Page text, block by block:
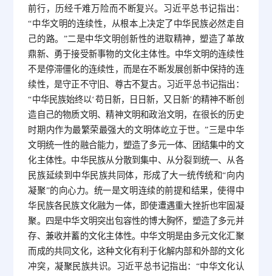
前行，历经千难万险而不断复兴。习近平总书记指出：
“中华文明的连续性，从根本上决定了中华民族必然走自
己的路。”二是中华文明创新性的进取精神，塑造了革故
鼎新、勇于接受新事物的文化主体性。中华文明的连续性
不是停滞僵化的连续性，而是在不断发展创新中保持的连
续性，是守正不守旧、尊古不复古。习近平总书记指出：
“中华民族始终以‘苟日新，日日新，又日新’的精神不断创
造自己的物质文明、精神文明和政治文明，在很长的历史
时期内作为最繁荣最强大的文明体屹立于世。”三是中华
文明统一性的融合能力，塑造了多元一体、团结集中的文
化主体性。中华民族从分散到集中、从分裂到统一、从各
民族延续到中华民族共同体，形成了大一统传统和“向内
凝聚”的向心力。统一是文明连续的前提和结果，使得中
华民族各民族文化融为一体，即使遭遇重大挫折也牢固凝
聚。四是中华文明突出包容性的博大胸怀，塑造了多元并
存、兼收并蓄的文化主体性。中华文明是由多元文化汇聚
而成的共同文化，这种文化有利于化解内部和外部的文化
冲突，凝聚民族共识。习近平总书记指出：“中华文化认